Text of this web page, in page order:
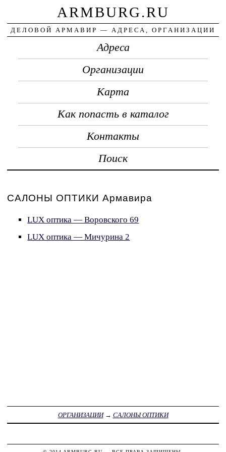
ARMBURG.RU
ДЕЛОВОЙ АРМАВИР — АДРЕСА, ОРГАНИЗАЦИИ
Адреса
Организации
Карта
Как попасть в каталог
Контакты
Поиск
САЛОНЫ ОПТИКИ Армавира
LUX оптика — Воровского 69
LUX оптика — Мичурина 2
ОРГАНИЗАЦИИ→ САЛОНЫ ОПТИКИ